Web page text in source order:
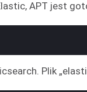
APT jest
Plik